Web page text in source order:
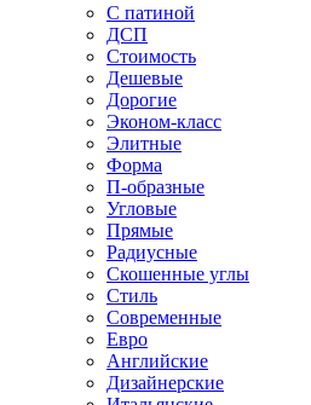
С патиной
ДСП
Стоимость
Дешевые
Дорогие
Эконом-класс
Элитные
Форма
П-образные
Угловые
Прямые
Радиусные
Скошенные углы
Стиль
Современные
Евро
Английские
Дизайнерские